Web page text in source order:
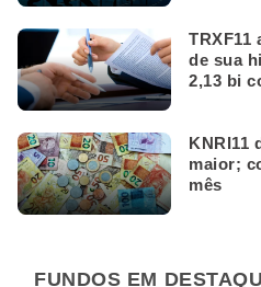
TRXF11
de sua
2,13 bi
KNRI11
maior;
mês
FUNDOS EM